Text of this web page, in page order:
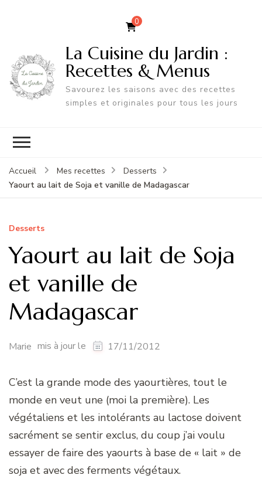
0
La Cuisine du Jardin :
Recettes & Menus
Savourez les saisons avec des recettes
simples et originales pour tous les jours
Accueil Mes recettes
Desserts
Yaourt au lait de Soja et vanille de Madagascar
Desserts
Yaourt au lait de Soja
et vanille de
Madagascar
Marie mis à jour le 17/11/2012
C’est la grande mode des yaourtières, tout le
monde en veut une (moi la première). Les
végétaliens et les intolérants au lactose doivent
sacrément se sentir exclus, du coup j’ai voulu
essayer de faire des yaourts à base de « lait » de
soja et avec des ferments végétaux.